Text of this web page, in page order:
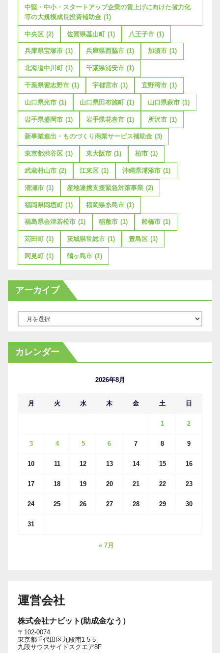
中堅・中小・スタートアップ企業の賃上げに向けた省力化
等の大規模成長投資補助金 (1)
中央区 (2) 佐賀県基山町 (1) 八王子市 (1)
兵庫県宝塚市 (1) 兵庫県西脇市 (1) 加須市 (1)
北海道中川町 (1) 千葉県浦安市 (1)
千葉県習志野市 (1) 宇都宮市 (1) 宜野湾市 (1)
山口県光市 (1) 山口県田布施町 (1) 山口県萩市 (1)
岩手県盛岡市 (1) 岩手県花巻市 (1) 所沢市 (1)
新事業進出・ものづくり商業サービス補助金 (3)
東京都渋谷区 (1) 東大阪市 (1) 柏市 (1)
武蔵村山市 (2) 江東区 (1) 沖縄県浦添市 (1)
清瀬市 (1) 産地連携支援緊急対策事業 (2)
福岡県岡垣町 (1) 福岡県糸島市 (1)
福島県会津若松市 (1) 稲敷市 (1) 船橋市 (1)
苅田町 (1) 茨城県常総市 (1) 豊島区 (1)
阿見町 (1) 鶴ヶ島市 (1)
アーカイブ
カ
イ
カレンダー
2026年8月
月 火 水 木 金 土 日
1 2
3 4 5 6 7 8 9
10 11 12 13 14 15 16
17 18 19 20 21 22 23
24 25 26 27 28 29 30
31
« 7月
運営会社
株式会社ナビット(助成金なう）
〒102-0074
東京都千代田区九段南1-5-5
九段サウスサイドスクエア8F